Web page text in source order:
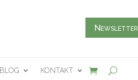
Newsletter
BLOG KONTAKT